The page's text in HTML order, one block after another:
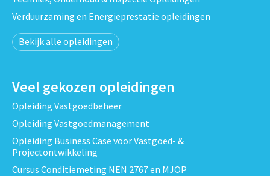
Verduurzaming en Energieprestatie opleidingen
Bekijk alle opleidingen
Veel gekozen opleidingen
Opleiding Vastgoedbeheer
Opleiding Vastgoedmanagement
Opleiding Business Case voor Vastgoed- &
Projectontwikkeling
Cursus Conditiemeting NEN 2767 en MJOP